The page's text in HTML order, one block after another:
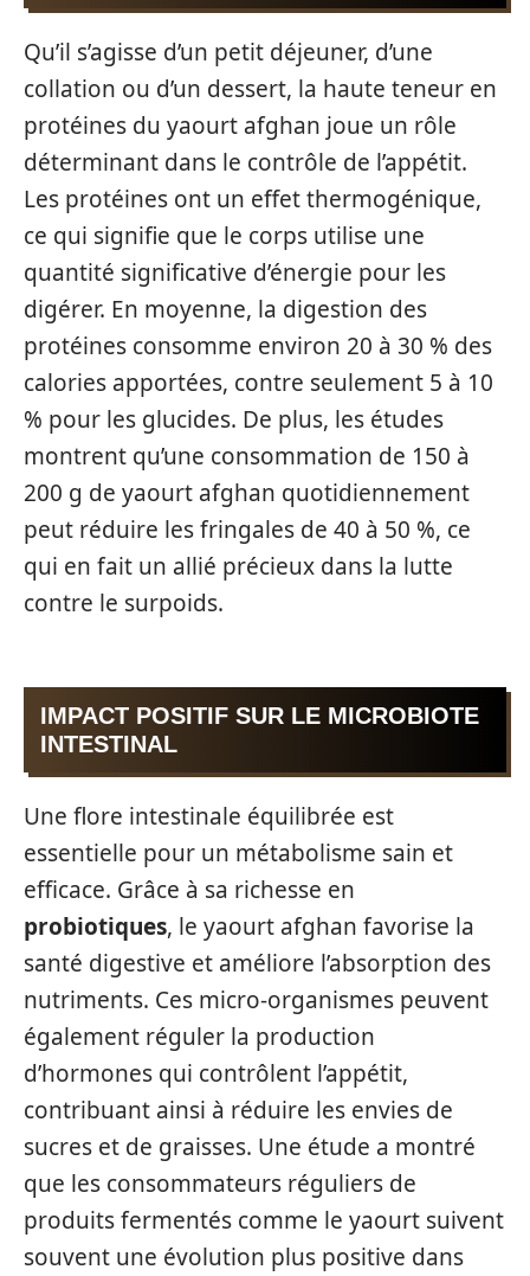
Qu’il s’agisse d’un petit déjeuner, d’une
collation ou d’un dessert, la haute teneur en
protéines du yaourt afghan joue un rôle
déterminant dans le contrôle de l’appétit.
Les protéines ont un effet thermogénique,
ce qui signifie que le corps utilise une
quantité significative d’énergie pour les
digérer. En moyenne, la digestion des
protéines consomme environ 20 à 30 % des
calories apportées, contre seulement 5 à 10
% pour les glucides. De plus, les études
montrent qu’une consommation de 150 à
200 g de yaourt afghan quotidiennement
peut réduire les fringales de 40 à 50 %, ce
qui en fait un allié précieux dans la lutte
contre le surpoids.
IMPACT POSITIF SUR LE MICROBIOTE
INTESTINAL
Une flore intestinale équilibrée est
essentielle pour un métabolisme sain et
efficace. Grâce à sa richesse en
probiotiques, le yaourt afghan favorise la
santé digestive et améliore l’absorption des
nutriments. Ces micro-organismes peuvent
également réguler la production
d’hormones qui contrôlent l’appétit,
contribuant ainsi à réduire les envies de
sucres et de graisses. Une étude a montré
que les consommateurs réguliers de
produits fermentés comme le yaourt suivent
souvent une évolution plus positive dans